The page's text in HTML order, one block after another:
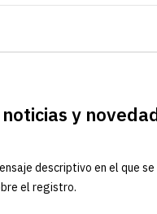
noticias y
descriptivo en el que
el registro.